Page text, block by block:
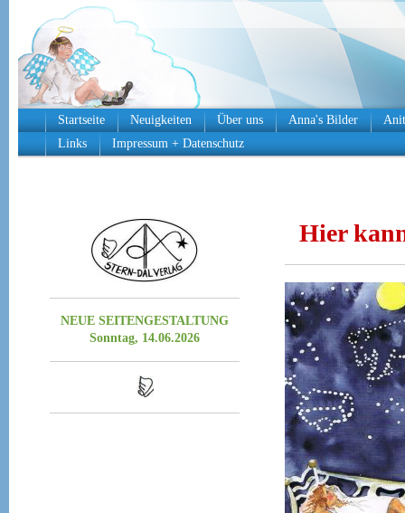
Startseite Neuigkeiten Über uns Anna's Bilder
Links
Impressum + Datenschutz
NEUE SEITENGESTALTUNG
Sonntag, 14.06.2026
Hier